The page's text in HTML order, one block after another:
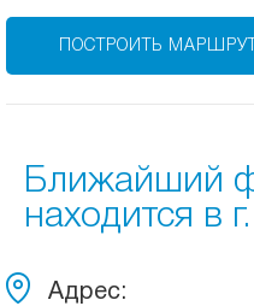
ПОСТРОИТЬ
Ближайший
находится в
Адрес: